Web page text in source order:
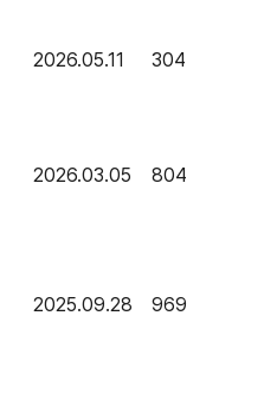
2026.05.11 304
2026.03.05 804
2025.09.28 969